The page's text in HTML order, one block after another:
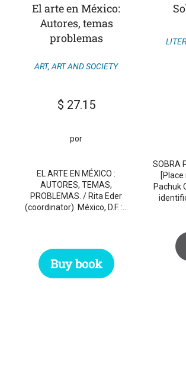
El arte en México:
Autores, temas
problemas
ART,ART AND SOCIETY
$ 27.15
por
EL ARTE EN MÉXICO :
AUTORES, TEMAS,
PROBLEMAS. / Rita Eder
(coordinator). México, D.F. :…
Buy book
SOBRA
Pachuk